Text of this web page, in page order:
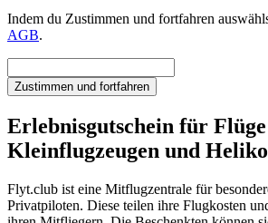
Indem du Zustimmen und fortfahren
AGB.
Zustimmen und fortfahren
Erlebnisgutschein für
Kleinflugzeugen und
Flyt.club ist eine Mitflugzentrale für
Privatpiloten. Diese teilen ihre Flugkosten